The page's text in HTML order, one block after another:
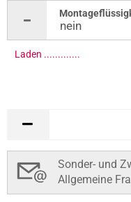
Laden ..............
Sonder- und
Allgemeine